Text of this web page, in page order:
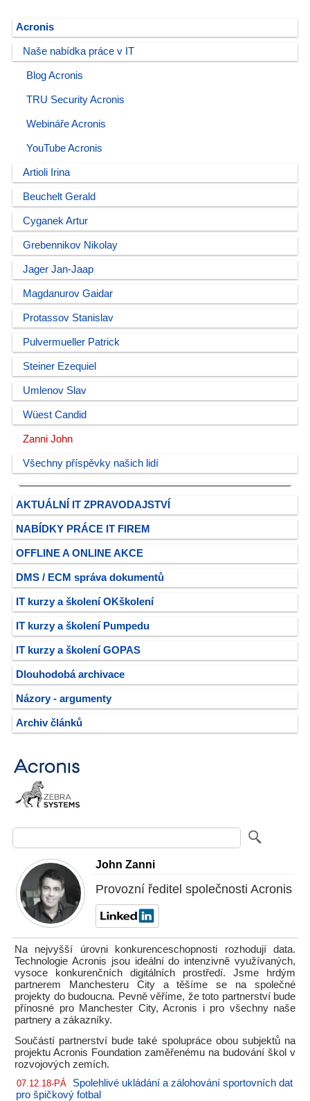
Acronis
Naše nabídka práce v IT
Blog Acronis
TRU Security Acronis
Webináře Acronis
YouTube Acronis
Artioli Irina
Beuchelt Gerald
Cyganek Artur
Grebennikov Nikolay
Jager Jan-Jaap
Magdanurov Gaidar
Protassov Stanislav
Pulvermueller Patrick
Steiner Ezequiel
Umlenov Slav
Wüest Candid
Zanni John
Všechny příspěvky našich lidí
AKTUÁLNÍ IT ZPRAVODAJSTVÍ
NABÍDKY PRÁCE IT FIREM
OFFLINE A ONLINE AKCE
DMS / ECM správa dokumentů
IT kurzy a školení OKškolení
IT kurzy a školení Pumpedu
IT kurzy a školení GOPAS
Dlouhodobá archivace
Názory - argumenty
Archiv článků
John Zanni
Provozní ředitel společnosti Acronis
Na nejvyšší úrovni konkurenceschopnosti rozhodují data.
Technologie Acronis jsou ideální do intenzivně využívaných,
vysoce konkurenčních digitálních prostředí. Jsme hrdým
partnerem Manchesteru City a těšíme se na společné
projekty do budoucna. Pevně věříme, že toto partnerství bude
přínosné pro Manchester City, Acronis i pro všechny naše
partnery a zákazníky.
Součástí partnerství bude také spolupráce obou subjektů na
projektu Acronis Foundation zaměřenému na budování škol v
rozvojových zemích.
07.12.18-PÁ
Spolehlivé ukládání a zálohování sportovních dat
pro špičkový fotbal